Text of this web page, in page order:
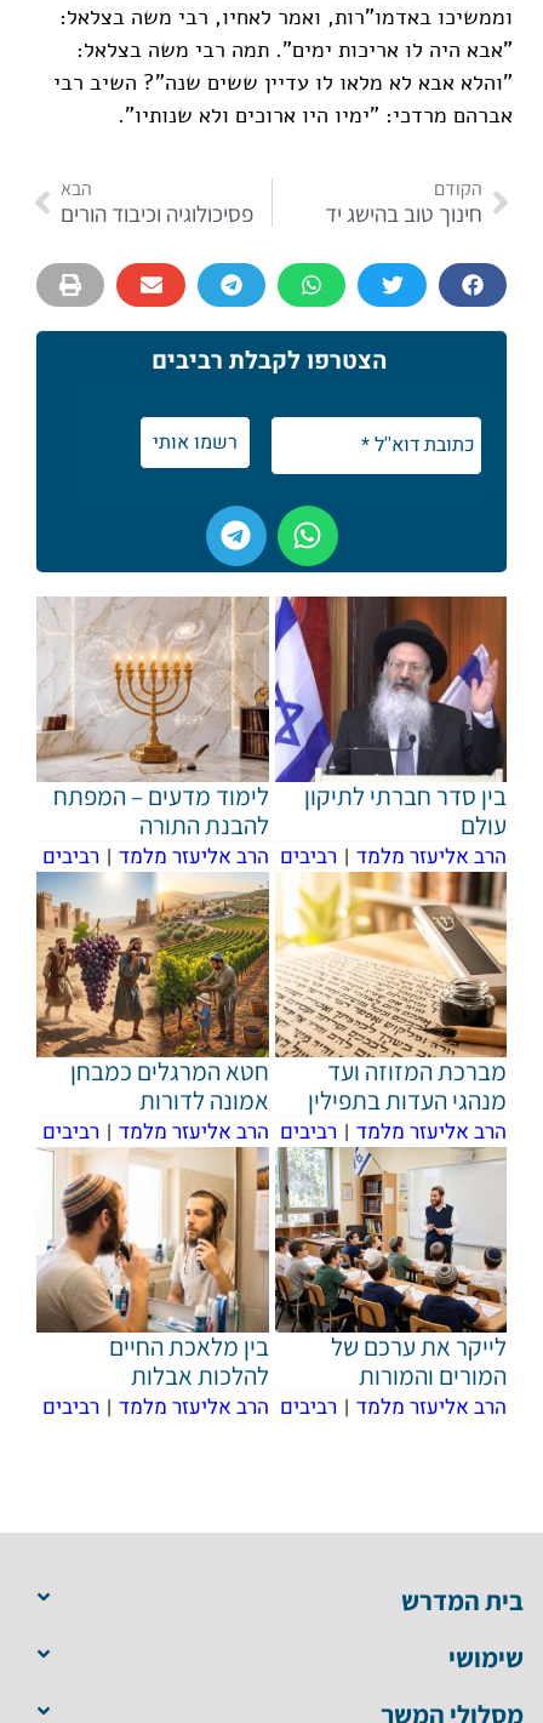
וממשיכו באדמו"רות, ואמר לאחיו, רבי משה בצלאל:
"אבא היה לו אריכות ימים". תמה רבי משה בצלאל:
"והלא אבא לא מלאו לו עדיין ששים שנה"? השיב רבי
אברהם מרדכי: "ימיו היו ארוכים ולא שנותיו".
הקודם
חינוך טוב בהישג יד
הבא
פסיכולוגיה וכיבוד הורים
הצטרפו לקבלת רביבים
בין סדר חברתי לתיקון
עולם
הרב אליעזר מלמד | רביבים
לימוד מדעים – המפתח
להבנת התורה
הרב אליעזר מלמד | רביבים
מברכת המזוזה ועד
מנהגי העדות בתפילין
הרב אליעזר מלמד | רביבים
חטא המרגלים כמבחן
אמונה לדורות
הרב אליעזר מלמד | רביבים
לייקר את ערכם של
המורים והמורות
הרב אליעזר מלמד | רביבים
בין מלאכת החיים
להלכות אבלות
הרב אליעזר מלמד | רביבים
בית המדרש
שימושי
מסלולי המשך